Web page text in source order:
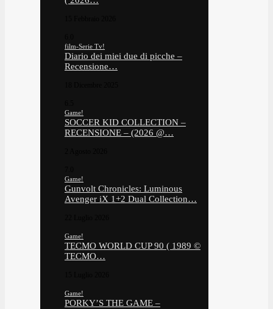
film-Serie Tv!
Diario dei miei due di picche –
Recensione…
Game!
SOCCER KID COLLECTION –
RECENSIONE – (2026 @…
Game!
Gunvolt Chronicles: Luminous
Avenger iX 1+2 Dual Collection…
Game!
TECMO WORLD CUP 90 ( 1989 ©
TECMO…
Game!
PORKY’S THE GAME –